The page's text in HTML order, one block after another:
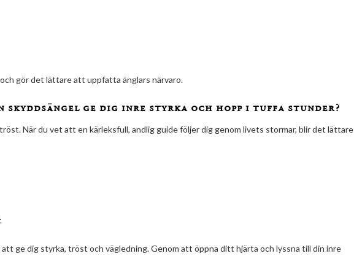
gör det lättare att uppfatta änglars närvaro.
skyddsängel ge dig inre styrka och hopp i tuffa stunder?
När du vet att en kärleksfull, andlig guide följer dig genom livets stormar, blir det lättare
ge dig styrka, tröst och vägledning. Genom att öppna ditt hjärta och lyssna till din inre